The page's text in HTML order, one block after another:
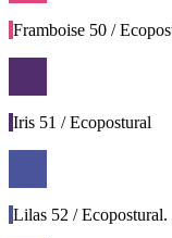
Framboise 50 /
Iris 51 / Ecopostural
Lilas 52 / Ecopostural.